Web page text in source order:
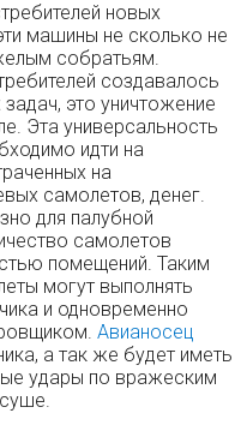
новых
машины не сколько не
собратьям.
создавалось
это уничтожение
Эта универсальность
идти на
на
самолетов, денег.
для палубной
самолетов
помещений. Таким
могут выполнять
и одновременно
Авианосец
а так же будет иметь
удары по вражеским